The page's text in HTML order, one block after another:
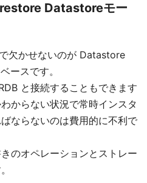
Datastoreモー
欠かせないのが Datastore
ースです。
と接続することもできます
からない状況で常時インスタ
ならないのは費用的に不利で
のオペレーションとストレー